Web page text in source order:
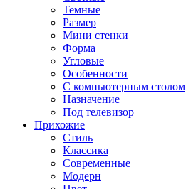
Темные
Размер
Мини стенки
Форма
Угловые
Особенности
С компьютерным столом
Назначение
Под телевизор
Прихожие
Стиль
Классика
Современные
Модерн